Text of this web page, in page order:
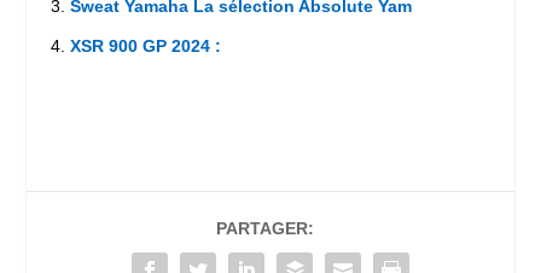
Sweat Yamaha La sélection Absolute Yam
XSR 900 GP 2024 :
PARTAGER: